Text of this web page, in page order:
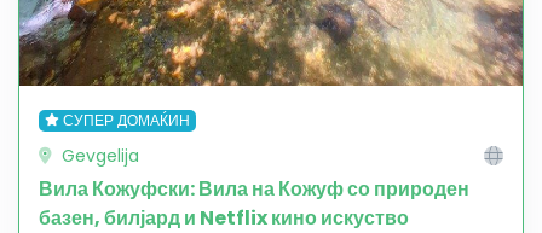
СУПЕР ДОМАЌИН
Gevgelija
Вила Кожуфски: Вила на Кожуф со природен
базен, билјард и Netflix кино искуство